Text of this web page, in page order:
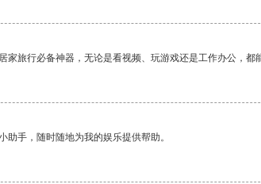
家旅行必备神器，无论是看视频、玩游戏还是工作办公，都
助手，随时随地为我的娱乐提供帮助。